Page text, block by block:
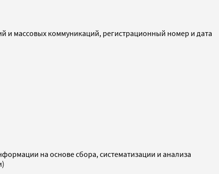
и массовых коммуникаций, регистрационный номер и дата
на основе сбора, систематизации и анализа